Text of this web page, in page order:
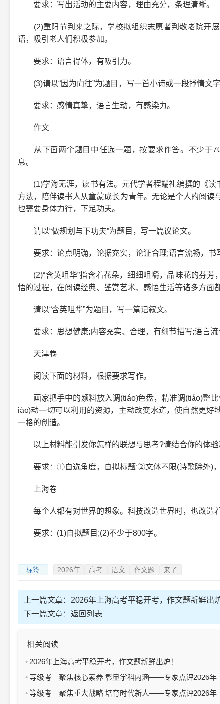
要求：写出活动的主要内容，理由充分，条理清晰。
(2)重阳节到来之际，学校拟组织志愿者到敬老院开展
语，吸引老人们积极参加。
要求：语言得体，有吸引力。
(3)请以“因为向往”为题目，写一首小诗或一段抒情文
要求：感情真挚，语言生动，有感染力。
作文
从下面两个题目中任选一题，按要求作答。不少于
息。
(1)学海无涯，读书有法。元代学者程端礼编撰的《读
方法，陪伴读书人从童蒙成长为青年。无论是个人的阅
也需要身体力行，下足功夫。
请以“做规划与下功夫”为题目，写一篇议论文。
要求：论点明确，论据充实，论证合理;语言流畅，书
(2)“含英咀华”指含着花朵，细细咀嚼，品味花的芬芳
悟的过程，在阅读经典、鉴赏艺术、感悟生活等诸多方
请以“含英咀华”为题目，写一篇记叙文。
要求：思想健康;内容充实、合理，有细节描写;语言流
天津卷
阅读下面的材料，根据要求写作。
画家把手中的颜料放入调(tiáo)色盘，精准调(tiáo)整比
iào)动一切可以利用的资源，主动改变水道，使自然更
一格的创造。
以上材料能引发你怎样的联想与思考?请结合你的体验
要求：①自选角度，自拟标题;②文体不限(诗歌除外)
上海卷
每个人都有对世界的想象。科技改造世界时，也改造
要求：(1)自拟题目;(2)不少于800字。
标签 2026年 高考 语文 作文题 来了
上一篇文章： 2026年上海高考平稳开考，作文题新鲜出
下一篇文章： 返回列表
相关阅读
2026年上海高考平稳开考，作文题新鲜出炉！
等级考｜聚焦核心素养 彰显学科内涵——专家点评2026年
上海市普通高中学业水平等级性考试地理科目试卷
等级考｜聚焦重大战略 培育时代新人——专家点评2026年